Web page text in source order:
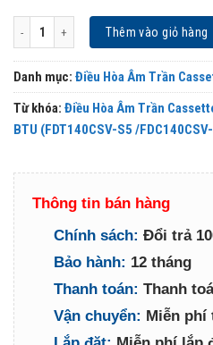
Điều Hòa Âm Trần Cassette Mitsubishi 1
Thêm vào giỏ hàng
Danh mục: Điều Hòa Âm Trần
Từ khóa: Điều Hòa Âm Trần
BTU (FDT140CSV-S5 /
Thông tin bán hàng
Chính sách: Đổi trả
Bảo hành: 12 tháng
Thanh toán: Thanh
Vận chuyển: Miễn phí